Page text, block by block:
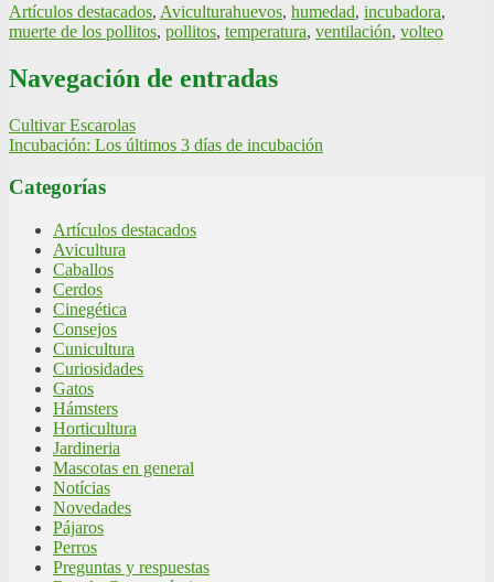
Artículos destacados, Aviculturahuevos, humedad, incubadora,
muerte de los pollitos, pollitos, temperatura, ventilación, volteo
Navegación de entradas
Cultivar Escarolas
Incubación: Los últimos 3 días de incubación
Categorías
Artículos destacados
Avicultura
Caballos
Cerdos
Cinegética
Consejos
Cunicultura
Curiosidades
Gatos
Hámsters
Horticultura
Jardineria
Mascotas en general
Notícias
Novedades
Pájaros
Perros
Preguntas y respuestas